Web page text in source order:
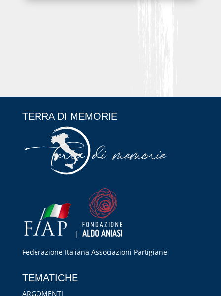
TERRA DI MEMORIE
|
Federazione Italiana Associazioni Partigiane
TEMATICHE
ARGOMENTI
RIPRISTINA
-A 100% +A